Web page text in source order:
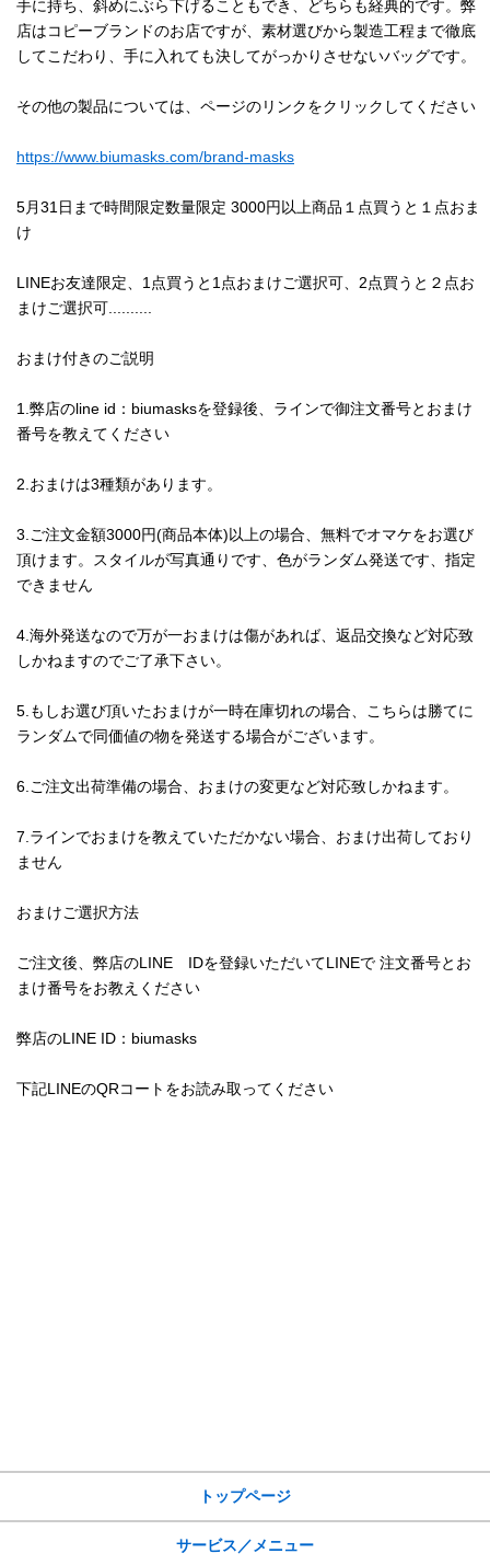
手に持ち、斜めにぶら下げることもでき、どちらも経典的です。弊
店はコピーブランドのお店ですが、素材選びから製造工程まで徹底
してこだわり、手に入れても決してがっかりさせないバッグです。
その他の製品については、ページのリンクをクリックしてください
https://www.biumasks.com/brand-masks
5月31日まで時間限定数量限定 3000円以上商品１点買うと１点おま
け
LINEお友達限定、1点買うと1点おまけご選択可、2点買うと２点お
まけご選択可..........
おまけ付きのご説明
1.弊店のline id：biumasksを登録後、ラインで御注文番号とおまけ
番号を教えてください
2.おまけは3種類があります。
3.ご注文金額3000円(商品本体)以上の場合、無料でオマケをお選び
頂けます。スタイルが写真通りです、色がランダム発送です、指定
できません
4.海外発送なので万が一おまけは傷があれば、返品交換など対応致
しかねますのでご了承下さい。
5.もしお選び頂いたおまけが一時在庫切れの場合、こちらは勝てに
ランダムで同価値の物を発送する場合がございます。
6.ご注文出荷準備の場合、おまけの変更など対応致しかねます。
7.ラインでおまけを教えていただかない場合、おまけ出荷しており
ません
おまけご選択方法
ご注文後、弊店のLINE IDを登録いただいてLINEで 注文番号とお
まけ番号をお教えください
弊店のLINE ID：biumasks
下記LINEのQRコートをお読み取ってください
トップページ
サービス／メニュー